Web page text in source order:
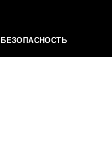
БЕЗОПАСНОСТЬ